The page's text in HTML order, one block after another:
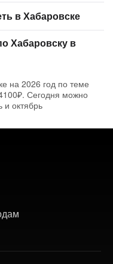
в Хабаровске
Хабаровску в
на 2026 год по теме
Сегодня можно
и октябрь